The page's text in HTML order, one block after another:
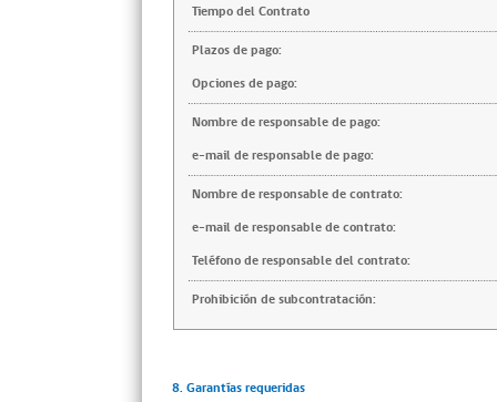
Tiempo del Contrato
Plazos de pago:
Opciones de pago:
Nombre de responsable de pago:
e-mail de responsable de pago:
Nombre de responsable de contrato:
e-mail de responsable de contrato:
Teléfono de responsable del contrato:
Prohibición de subcontratación:
8. Garantías requeridas